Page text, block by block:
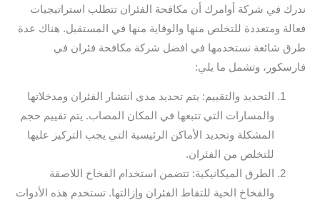
ندرك في شركة أوامرك أن مكافحة الفئران تتطلب استراتيجيات
فعالة ومتعددة للتخلص منها والوقاية منها في المستقبل. هناك عدة
طرق شائعة نستخدمها في افضل شركة مكافحة فئران في
فارسكور، وتشمل ما يلي:
التحديد والتقييم: يتم تحديد مدى انتشار الفئران ومدخلاتها
والمسارات التي تتبعها في المكان المصاب. يتم تقييم حجم
المشكلة وتحديد الأماكن الرئيسية التي يجب التركيز عليها
للتخلص من الفئران.
الطرق الميكانيكية: تتضمن استخدام الفخاخ اللاصقة
والفخاخ الحية للتقاط الفئران وإزالتها. تستخدم هذه الأدوات